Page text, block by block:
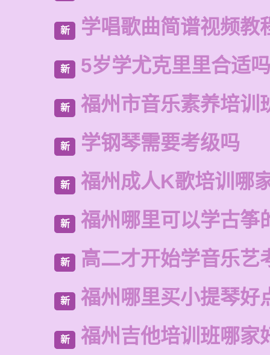
新 学唱歌曲简谱视频教
新 5岁学尤克里里合适
新 福州市音乐素养培训
新 学钢琴需要考级吗
新 福州成人K歌培训哪
新 福州哪里可以学古筝
新 高二才开始学音乐艺
新 福州哪里买小提琴好
新 福州吉他培训班哪家